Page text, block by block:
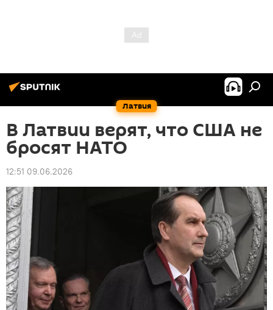
Латвия
В Латвии верят, что США не
бросят НАТО
12:51 09.06.2026